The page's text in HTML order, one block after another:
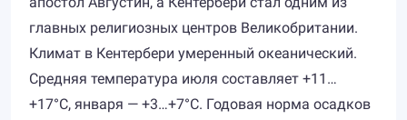
главных религиозных центров Великобритании.
Климат в Кентербери умеренный океанический.
Средняя температура июля составляет +11…
+17°C, января — +3…+7°C. Годовая норма осадков